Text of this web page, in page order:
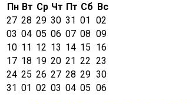
Пн Вт Ср Чт Пт Сб Вс
27 28 29 30 31 01 02
03 04 05 06 07 08 09
10 11 12 13 14 15 16
17 18 19 20 21 22 23
24 25 26 27 28 29 30
31 01 02 03 04 05 06